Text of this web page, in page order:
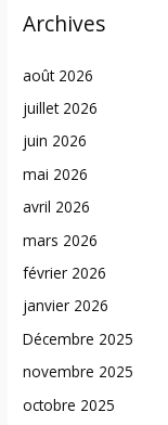
Archives
août 2026
juillet 2026
juin 2026
mai 2026
avril 2026
mars 2026
février 2026
janvier 2026
Décembre 2025
novembre 2025
octobre 2025